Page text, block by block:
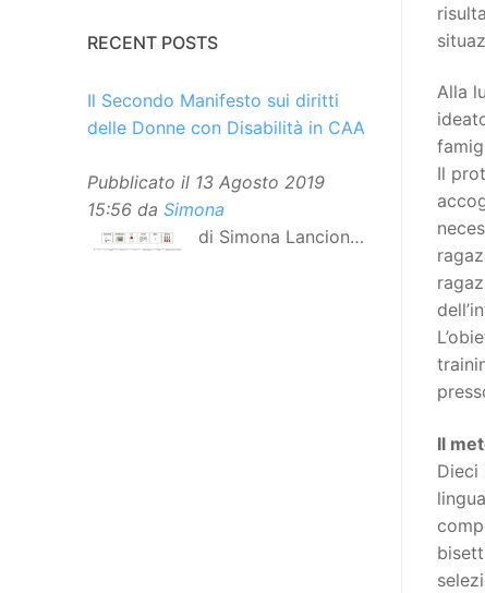
Alla
Il
Il
Dieci
RECENT POSTS
Il Secondo Manifesto sui diritti
delle Donne con Disabilità in CAA
Pubblicato il 13 Agosto 2019
15:56 da Simona
di Simona Lancioni,